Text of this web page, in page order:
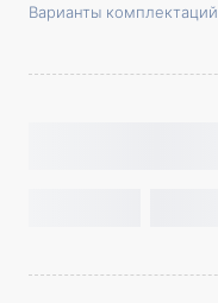
Варианты комплектаций